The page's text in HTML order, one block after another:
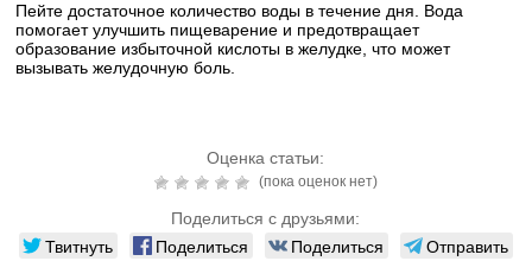
Пейте достаточное количество воды в течение дня. Вода
помогает улучшить пищеварение и предотвращает
образование избыточной кислоты в желудке, что может
вызывать желудочную боль.
Оценка статьи:
(пока оценок нет)
Поделиться с друзьями:
Твитнуть Поделиться Поделиться
Отправить